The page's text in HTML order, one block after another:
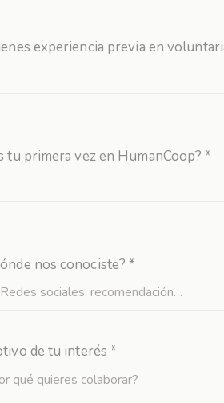
experiencia previa en
tu primera vez en HumanCoop? *
nos conociste? *
de tu interés *